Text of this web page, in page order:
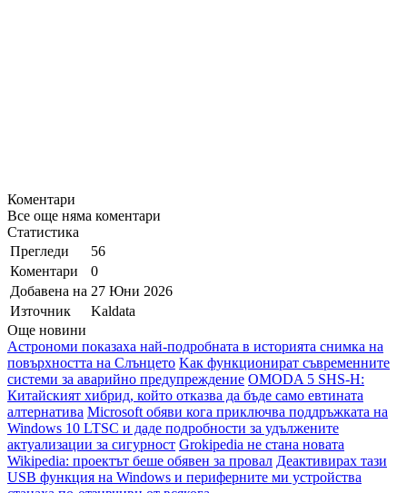
Коментари
Все още няма коментари
Статистика
Прегледи
56
Коментари
0
Добавена на 27 Юни 2026
Източник
Kaldata
Още новини
Астрономи показаха най-подробната в историята снимка на
повърхността на Слънцето Kак функционират съвременните
системи за аварийно предупреждение OMODA 5 SHS-H:
Китайският хибрид, който отказва да бъде само евтината
алтернатива Microsoft обяви кога приключва поддръжката на
Windows 10 LTSC и даде подробности за удължените
актуализации за сигурност Grokipedia не стана новата
Wikipedia: проектът беше обявен за провал Деактивирах тази
USB функция на Windows и периферните ми устройства